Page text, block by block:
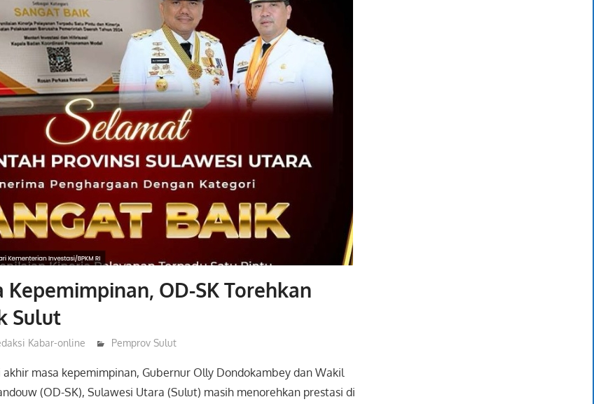
Kepemimpinan, OD-SK Torehkan
Sulut
Kabar-online Pemprov Sulut
akhir masa kepemimpinan, Gubernur Olly Dondokambey dan Wakil
(OD-SK), Sulawesi Utara (Sulut) masih menorehkan prestasi di